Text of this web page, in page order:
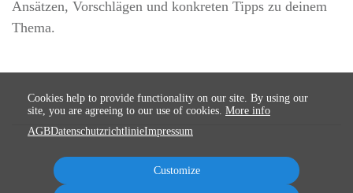
Ansätzen, Vorschlägen und konkreten Tipps zu deinem
Thema.
Cookies help to provide functionality on our site. By using our
site, you are agreeing to our use of cookies. More info
AGBDatenschutzrichtlinieImpressum
Customize